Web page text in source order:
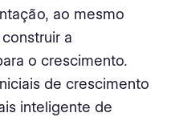
ao mesmo
a
o crescimento.
de crescimento
inteligente de